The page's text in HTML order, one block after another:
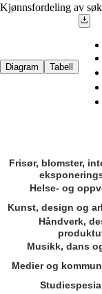
Kjønnsfordeling av
Diagram Tabell
Bar chart with 2 data
Kilde:
The chart has 1 X
The chart has 1 Y
Frisør, blomster,
Helse- og
Kunst, design og
Håndverk,
Musikk, dans
Medier og